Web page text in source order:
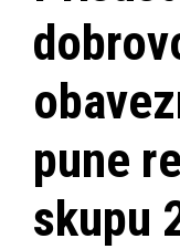
pune
skupu